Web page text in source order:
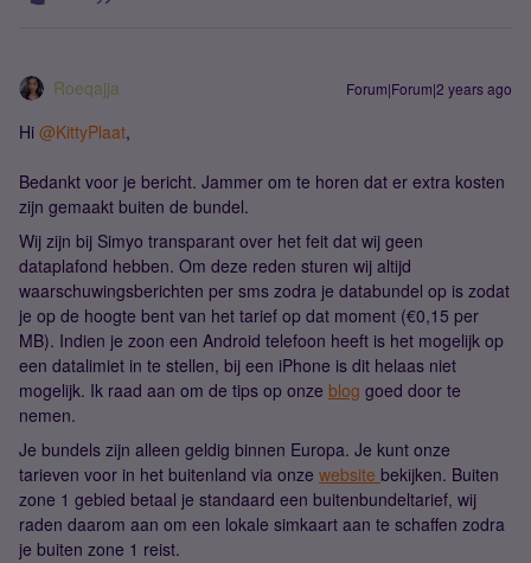
Roeqajja Forum|Forum|2 years ago
Hi @KittyPlaat,
Bedankt voor je bericht. Jammer om te horen dat er extra kosten
zijn gemaakt buiten de bundel.
Wij zijn bij Simyo transparant over het feit dat wij geen
dataplafond hebben. Om deze reden sturen wij altijd
waarschuwingsberichten per sms zodra je databundel op is zodat
je op de hoogte bent van het tarief op dat moment (€0,15 per
MB). Indien je zoon een Android telefoon heeft is het mogelijk op
een datalimiet in te stellen, bij een iPhone is dit helaas niet
mogelijk. Ik raad aan om de tips op onze blog goed door te
nemen.
Je bundels zijn alleen geldig binnen Europa. Je kunt onze
tarieven voor in het buitenland via onze website bekijken. Buiten
zone 1 gebied betaal je standaard een buitenbundeltarief, wij
raden daarom aan om een lokale simkaart aan te schaffen zodra
je buiten zone 1 reist.